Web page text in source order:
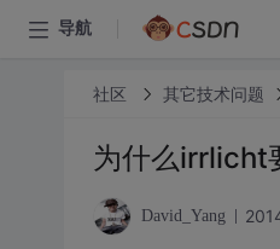
导航
社区 其它技术问题
为什么irrlicht
David_Yang